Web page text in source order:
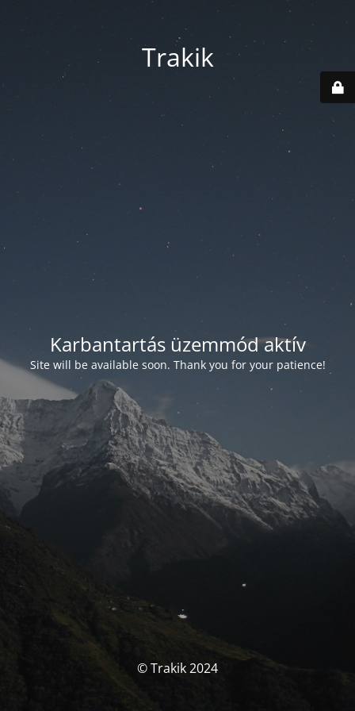
Trakik
Karbantartás üzemmód aktív
Site will be available soon. Thank you for your patience!
© Trakik 2024